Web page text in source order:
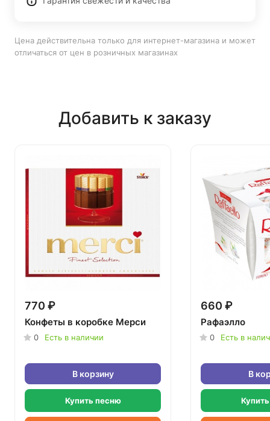
Цена действительна только для интернет-магазина и может
отличаться от цен в розничных магазинах
Добавить к заказу
770 ₽
Конфеты в коробке Мерси
0 Есть в наличии
В корзину
Купить песню
660 ₽
Рафаэлло
0 Есть в
В